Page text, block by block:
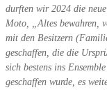
durften wir 2024 die
Moto, „Altes bewahren,
mit den Besitzern
geschaffen, die die
sich bestens ins
geschaffen wurde, es